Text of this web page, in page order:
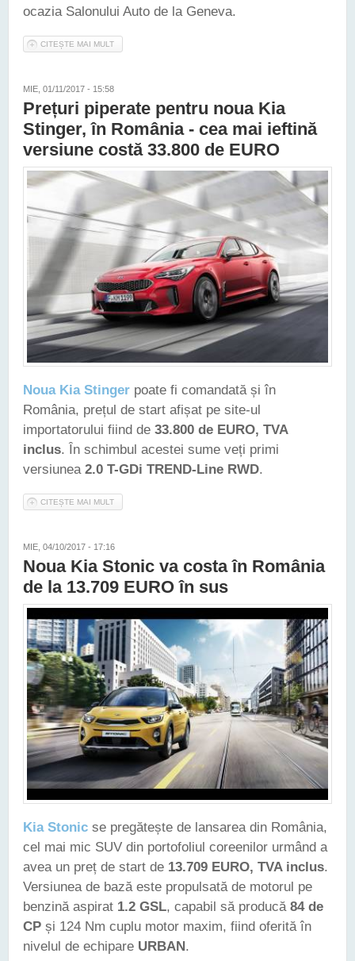
ocazia Salonului Auto de la Geneva.
CITEȘTE MAI MULT
MIE, 01/11/2017 - 15:58
Prețuri piperate pentru noua Kia
Stinger, în România - cea mai ieftină
versiune costă 33.800 de EURO
Noua Kia Stinger poate fi comandată și în
România, prețul de start afișat pe site-ul
importatorului fiind de 33.800 de EURO, TVA
inclus. În schimbul acestei sume veți primi
versiunea 2.0 T-GDi TREND-Line RWD.
CITEȘTE MAI MULT
MIE, 04/10/2017 - 17:16
Noua Kia Stonic va costa în România
de la 13.709 EURO în sus
Kia Stonic se pregătește de lansarea din România,
cel mai mic SUV din portofoliul coreenilor urmând a
avea un preț de start de 13.709 EURO, TVA inclus.
Versiunea de bază este propulsată de motorul pe
benzină aspirat 1.2 GSL, capabil să producă 84 de
CP și 124 Nm cuplu motor maxim, fiind oferită în
nivelul de echipare URBAN.